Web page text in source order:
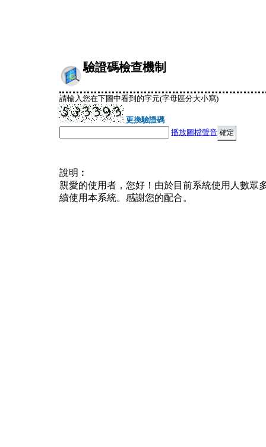
驗證碼檢查機制
請輸入您在下圖中看到的字元(字母區分大小寫)
更換驗證碼
播放圖檔聲音
說明︰
親愛的使用者，您好！由於目前系統使用人數眾
續使用本系統。感謝您的配合。